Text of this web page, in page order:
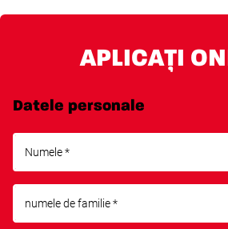
APLICAȚI
Datele personale